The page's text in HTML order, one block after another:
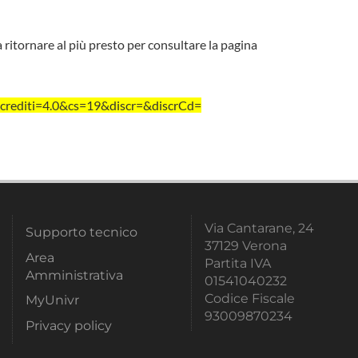
al più presto per consultare la pagina
Supporto tecnico
Area
Amministrativa
MyUnivr
Privacy policy
Via Cantarane, 24
37129 Verona
Partita IVA
01541040232
Codice Fiscale
93009870234